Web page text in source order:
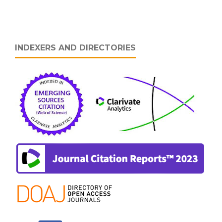
INDEXERS AND DIRECTORIES